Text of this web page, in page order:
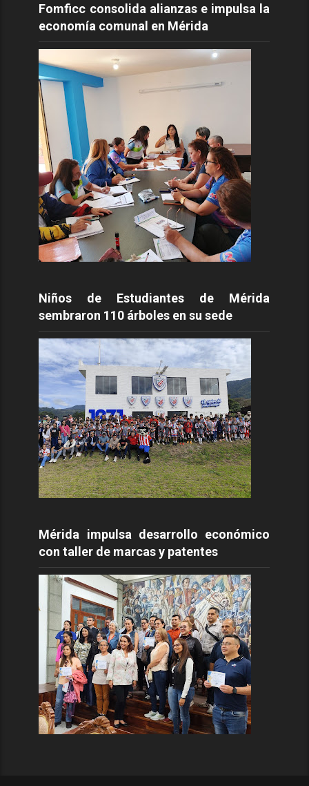
Fomficc consolida alianzas e impulsa la
economía comunal en Mérida
Niños de Estudiantes de Mérida
sembraron 110 árboles en su sede
Mérida impulsa desarrollo económico
con taller de marcas y patentes